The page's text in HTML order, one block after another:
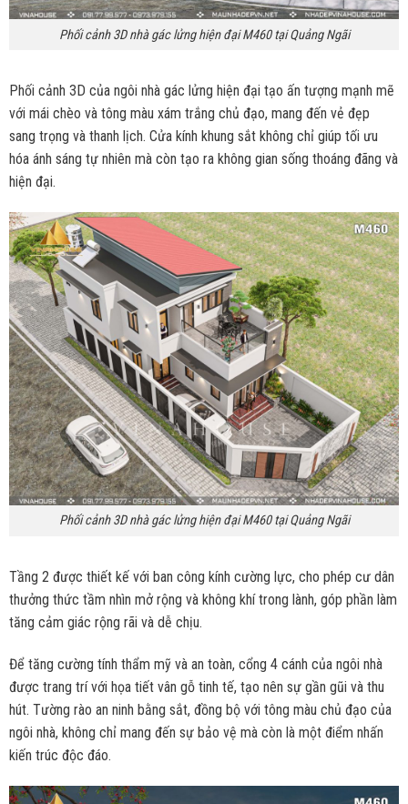
Phối cảnh 3D nhà gác lửng hiện đại M460 tại Quảng Ngãi
Phối cảnh 3D của ngôi nhà gác lửng hiện đại tạo ấn tượng mạnh mẽ
với mái chèo và tông màu xám trắng chủ đạo, mang đến vẻ đẹp
sang trọng và thanh lịch. Cửa kính khung sắt không chỉ giúp tối ưu
hóa ánh sáng tự nhiên mà còn tạo ra không gian sống thoáng đãng và
hiện đại.
Phối cảnh 3D nhà gác lửng hiện đại M460 tại Quảng Ngãi
Tầng 2 được thiết kế với ban công kính cường lực, cho phép cư dân
thưởng thức tầm nhìn mở rộng và không khí trong lành, góp phần làm
tăng cảm giác rộng rãi và dễ chịu.
Để tăng cường tính thẩm mỹ và an toàn, cổng 4 cánh của ngôi nhà
được trang trí với họa tiết vân gỗ tinh tế, tạo nên sự gần gũi và thu
hút. Tường rào an ninh bằng sắt, đồng bộ với tông màu chủ đạo của
ngôi nhà, không chỉ mang đến sự bảo vệ mà còn là một điểm nhấn
kiến trúc độc đáo.